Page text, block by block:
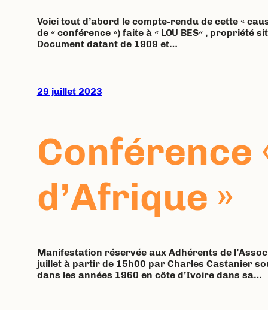
Voici tout d’abord le compte-rendu de cette «
de « conférence ») faite à « LOU BES« ,
Document datant de 1909 et…
29 juillet 2023
Conférence
d’Afrique »
Manifestation réservée aux Adhérents de
juillet à partir de 15h00 par Charles Castanier
dans les années 1960 en côte d’Ivoire dans sa…